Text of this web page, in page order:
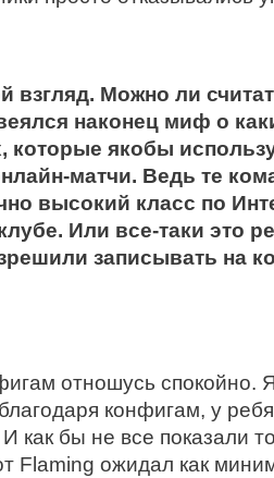
взгляд. Можно ли
наконец миф о
которые якобы
матчи. Ведь те
высокий класс по
Или все-таки это
записывать на
отношусь спокойно.
конфигам, у
как бы не все показали
Flaming ожидал как